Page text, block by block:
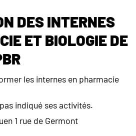
des Internes
et Biologie de
les internes en pharmacie
indiqué ses activités.
1 rue de Germont